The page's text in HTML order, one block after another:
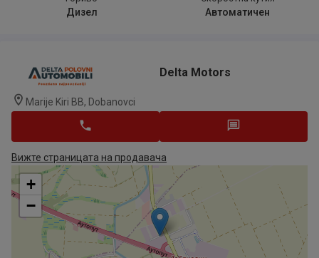
Дизел Автоматичен
Delta Motors
Marije Kiri BB, Dobanovci
Вижте страницата на продавача
+
−